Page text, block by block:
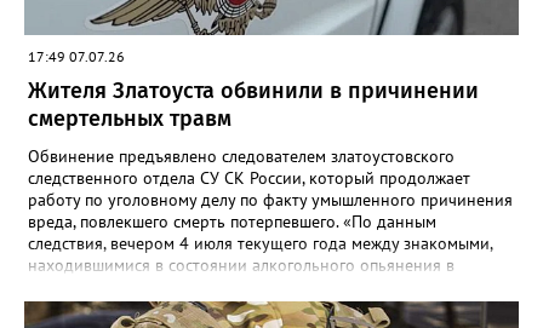
17:49 07.07.26
Жителя Златоуста обвинили в причинении
смертельных травм
Обвинение предъявлено следователем златоустовского
следственного отдела СУ СК России, который продолжает
работу по уголовному делу по факту умышленного причинения
вреда, повлекшего смерть потерпевшего. «По данным
следствия, вечером 4 июля текущего года между знакомыми,
находившимися в состоянии алкогольного опьянения в
произошёл конфликт, в ходе которого обвиняемый нанёс не